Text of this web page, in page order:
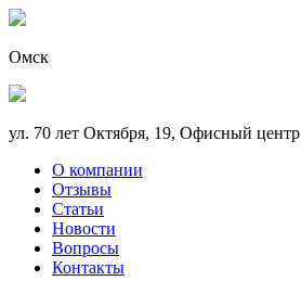
Омск
ул. 70 лет Октября, 19, Офисный центр
О компании
Отзывы
Статьи
Новости
Вопросы
Контакты